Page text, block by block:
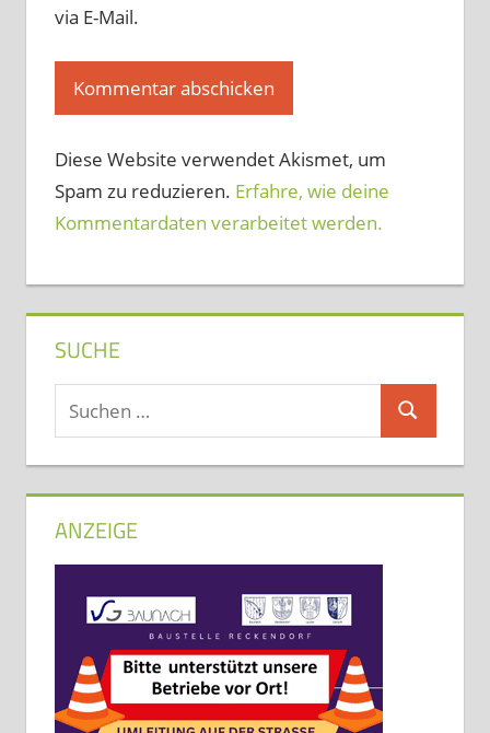
via E-Mail.
Diese Website verwendet Akismet, um
Spam zu reduzieren. Erfahre, wie deine
Kommentardaten verarbeitet werden.
SUCHE
Suchen
nach:
Suchen
ANZEIGE